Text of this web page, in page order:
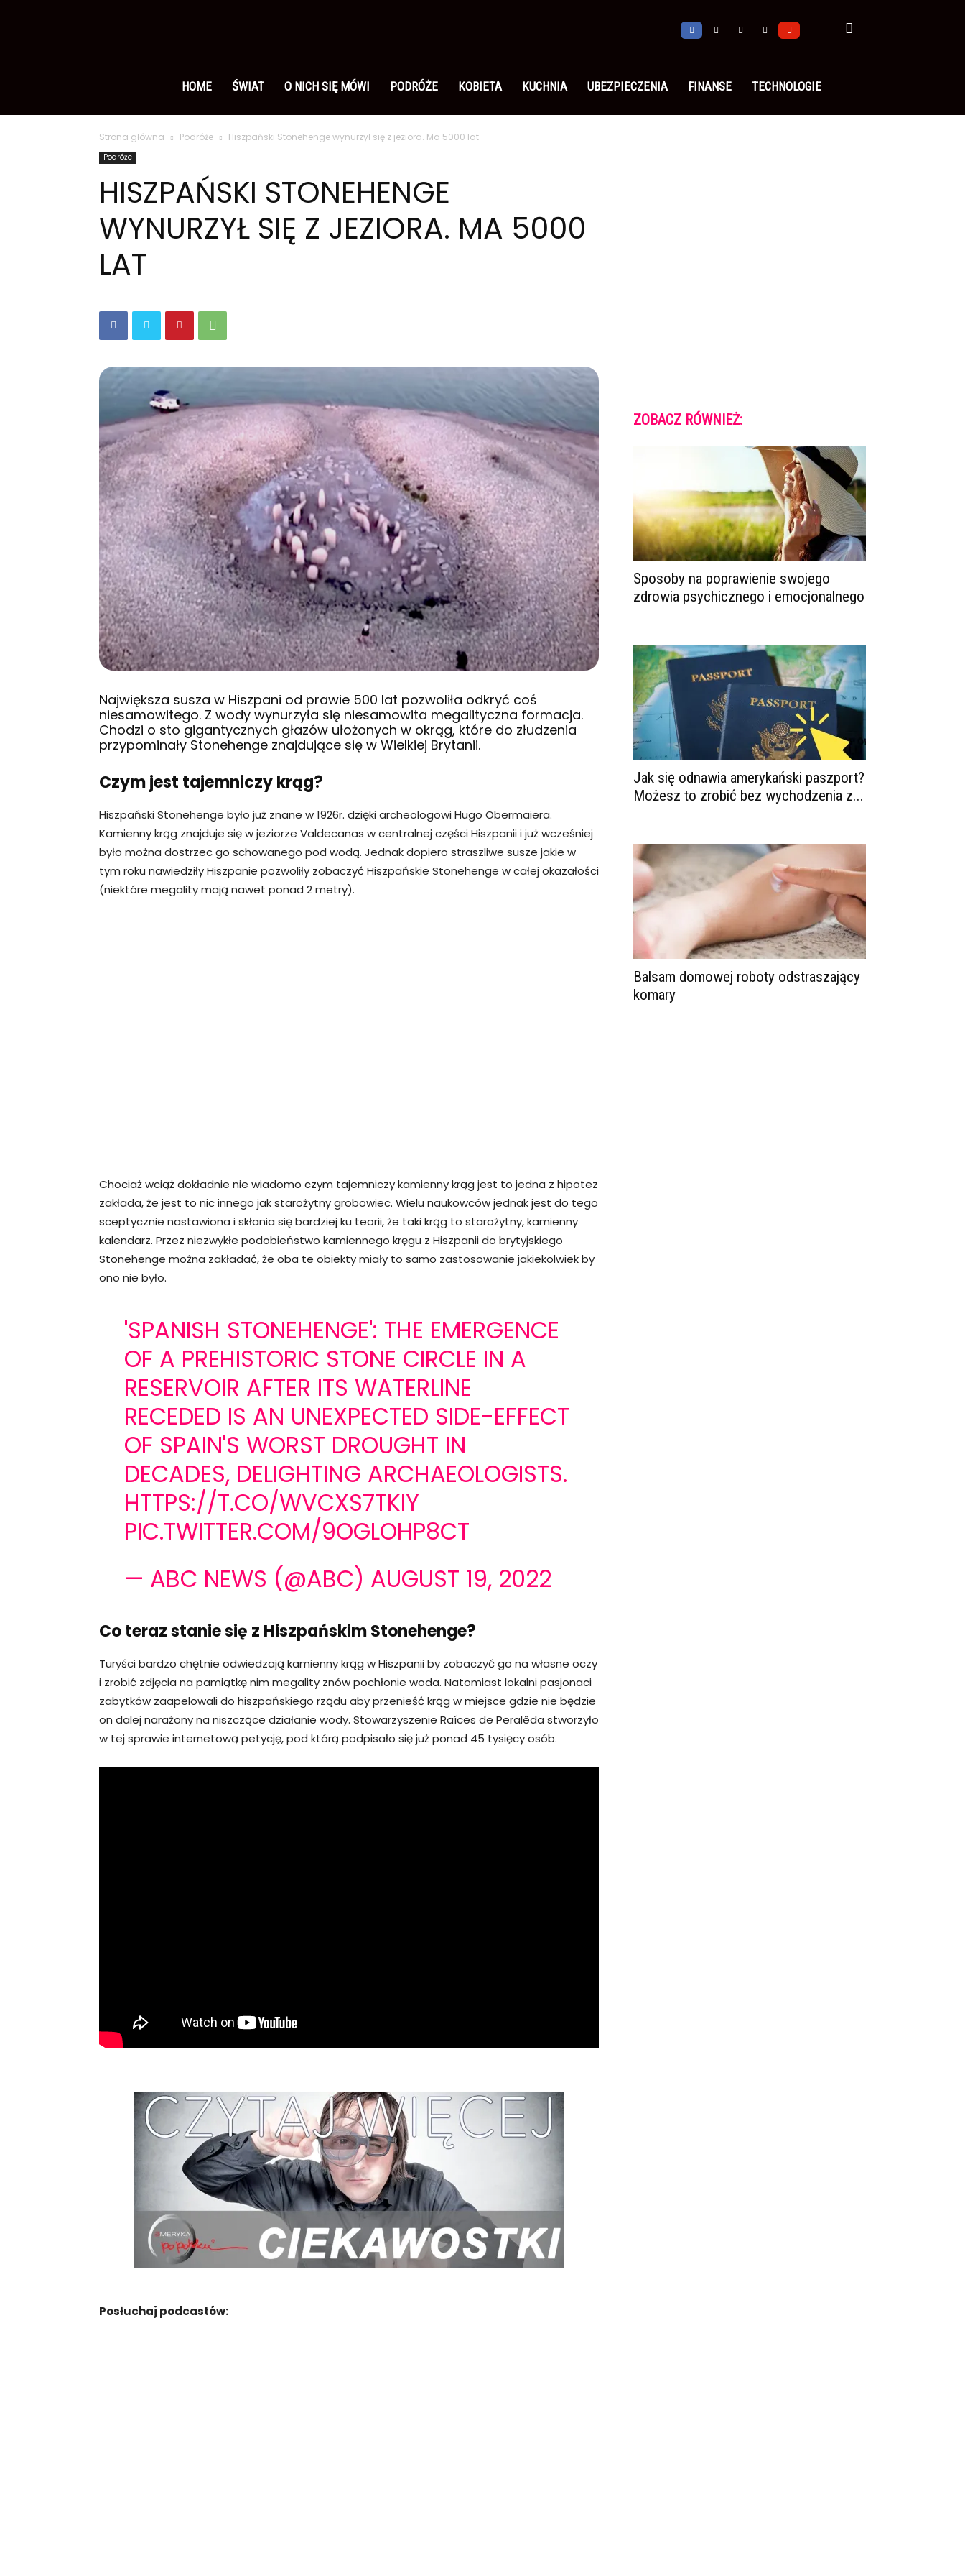
polsku
HOME ŚWIAT O NICH SIĘ MÓWI PODRÓŻE KOBIETA KUCHNIA UBEZPIECZENIA FINANSE TECHNOLOGIE
Strona główna Podróże Hiszpański Stonehenge wynurzył się z jeziora. Ma 5000 lat
Podróże
HISZPAŃSKI STONEHENGE
WYNURZYŁ SIĘ Z JEZIORA. MA 5000
LAT
Największa susza w Hiszpani od prawie 500 lat pozwoliła odkryć coś
niesamowitego. Z wody wynurzyła się niesamowita megalityczna formacja.
Chodzi o sto gigantycznych głazów ułożonych w okrąg, które do złudzenia
przypominały Stonehenge znajdujące się w Wielkiej Brytanii.
Czym jest tajemniczy krąg?
Hiszpański Stonehenge było już znane w 1926r. dzięki archeologowi Hugo Obermaiera.
Kamienny krąg znajduje się w jeziorze Valdecanas w centralnej części Hiszpanii i już wcześniej
było można dostrzec go schowanego pod wodą. Jednak dopiero straszliwe susze jakie w
tym roku nawiedziły Hiszpanie pozwoliły zobaczyć Hiszpańskie Stonehenge w całej okazałości
(niektóre megality mają nawet ponad 2 metry).
Chociaż wciąż dokładnie nie wiadomo czym tajemniczy kamienny krąg jest to jedna z hipotez
zakłada, że jest to nic innego jak starożytny grobowiec. Wielu naukowców jednak jest do tego
sceptycznie nastawiona i skłania się bardziej ku teorii, że taki krąg to starożytny, kamienny
kalendarz. Przez niezwykłe podobieństwo kamiennego kręgu z Hiszpanii do brytyjskiego
Stonehenge można zakładać, że oba te obiekty miały to samo zastosowanie jakiekolwiek by
ono nie było.
'SPANISH STONEHENGE': THE EMERGENCE
OF A PREHISTORIC STONE CIRCLE IN A
RESERVOIR AFTER ITS WATERLINE
RECEDED IS AN UNEXPECTED SIDE-EFFECT
OF SPAIN'S WORST DROUGHT IN
DECADES, DELIGHTING ARCHAEOLOGISTS.
HTTPS://T.CO/WVCXS7TKIY
PIC.TWITTER.COM/9OGLOHP8CT
— ABC NEWS (@ABC) AUGUST 19, 2022
Co teraz stanie się z Hiszpańskim Stonehenge?
Turyści bardzo chętnie odwiedzają kamienny krąg w Hiszpanii by zobaczyć go na własne oczy
i zrobić zdjęcia na pamiątkę nim megality znów pochłonie woda. Natomiast lokalni pasjonaci
zabytków zaapelowali do hiszpańskiego rządu aby przenieść krąg w miejsce gdzie nie będzie
on dalej narażony na niszczące działanie wody. Stowarzyszenie Raíces de Peralêda stworzyło
w tej sprawie internetową petycję, pod którą podpisało się już ponad 45 tysięcy osób.
Posłuchaj podcastów:
ZOBACZ RÓWNIEŻ:
Sposoby na poprawienie swojego
zdrowia psychicznego i emocjonalnego
Jak się odnawia amerykański paszport?
Możesz to zrobić bez wychodzenia z...
Balsam domowej roboty odstraszający
komary